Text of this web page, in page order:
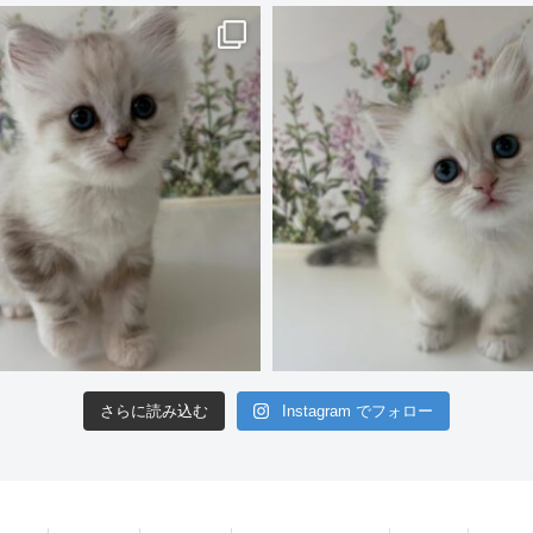
さらに読み込む Instagram でフォロー